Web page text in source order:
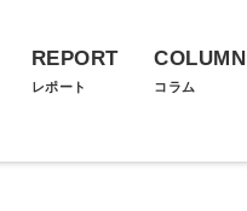
REPORT
レポート
COLUMN
コラム